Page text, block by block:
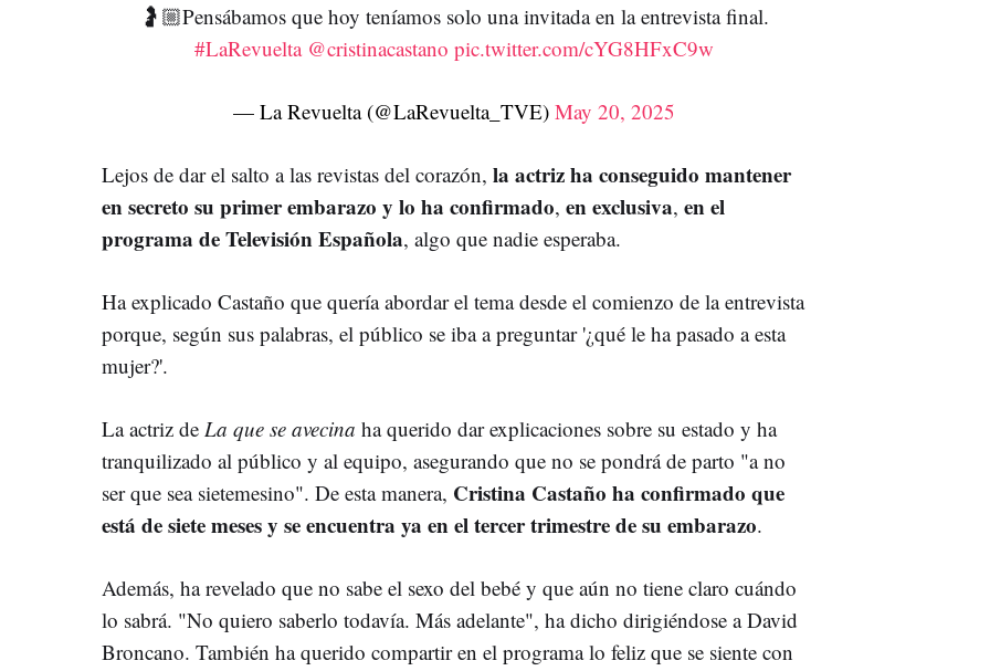
🤰🏼Pensábamos que hoy teníamos solo una invitada en la entrevista final.
#LaRevuelta @cristinacastano pic.twitter.com/cYG8HFxC9w
— La Revuelta (@LaRevuelta_TVE)May 20, 2025
Lejos de dar el salto a las revistas del corazón, la actriz ha conseguido mantener
en secreto su primer embarazo y lo ha confirmado, en exclusiva, en el
programa de Televisión Española, algo que nadie esperaba.
Ha explicado Castaño que quería abordar el tema desde el comienzo de la entrevista
porque, según sus palabras, el público se iba a preguntar '¿qué le ha pasado a esta
mujer?'.
La actriz de La que se avecina ha querido dar explicaciones sobre su estado y ha
tranquilizado al público y al equipo, asegurando que no se pondrá de parto "a no
ser que sea sietemesino". De esta manera, Cristina Castaño ha confirmado que
está de siete meses y se encuentra ya en el tercer trimestre de su embarazo.
Además, ha revelado que no sabe el sexo del bebé y que aún no tiene claro cuándo
lo sabrá. "No quiero saberlo todavía. Más adelante", ha dicho dirigiéndose a David
Broncano. También ha querido compartir en el programa lo feliz que se siente con